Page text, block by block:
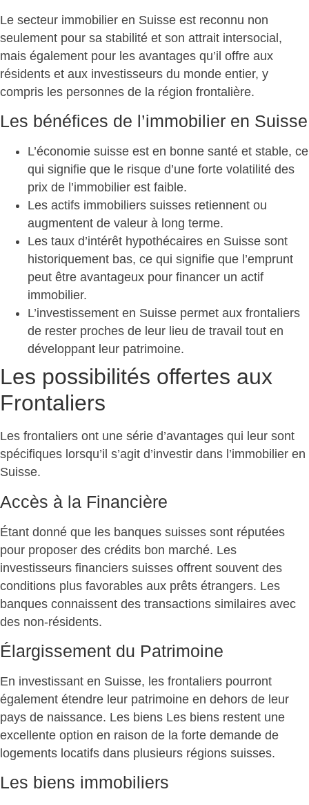
Le secteur immobilier en Suisse est reconnu non
seulement pour sa stabilité et son attrait intersocial,
mais également pour les avantages qu’il offre aux
résidents et aux investisseurs du monde entier, y
compris les personnes de la région frontalière.
Les bénéfices de l’immobilier en Suisse
L’économie suisse est en bonne santé et stable, ce
qui signifie que le risque d’une forte volatilité des
prix de l’immobilier est faible.
Les actifs immobiliers suisses retiennent ou
augmentent de valeur à long terme.
Les taux d’intérêt hypothécaires en Suisse sont
historiquement bas, ce qui signifie que l’emprunt
peut être avantageux pour financer un actif
immobilier.
L’investissement en Suisse permet aux frontaliers
de rester proches de leur lieu de travail tout en
développant leur patrimoine.
Les possibilités offertes aux
Frontaliers
Les frontaliers ont une série d’avantages qui leur sont
spécifiques lorsqu’il s’agit d’investir dans l’immobilier en
Suisse.
Accès à la Financière
Étant donné que les banques suisses sont réputées
pour proposer des crédits bon marché. Les
investisseurs financiers suisses offrent souvent des
conditions plus favorables aux prêts étrangers. Les
banques connaissent des transactions similaires avec
des non-résidents.
Élargissement du Patrimoine
En investissant en Suisse, les frontaliers pourront
également étendre leur patrimoine en dehors de leur
pays de naissance. Les biens Les biens restent une
excellente option en raison de la forte demande de
logements locatifs dans plusieurs régions suisses.
Les biens immobiliers